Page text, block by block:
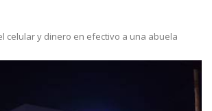
celular y dinero en efectivo a una abuela